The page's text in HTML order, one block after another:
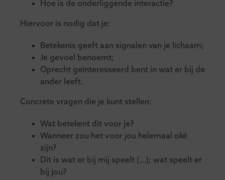
Hoe is de onderliggende interactie?
Hiervoor is nodig dat je:
Betekenis geeft aan signalen van je lichaam;
Je gevoel benoemt;
Oprecht geïnteresseerd bent in wat er bij de
ander leeft.
Concrete vragen die je kunt stellen:
Wat betekent dit voor je?
Wanneer zou het voor jou helemaal oké
zijn?
Dit is wat er bij mij speelt (…); wat speelt er
bij jou?